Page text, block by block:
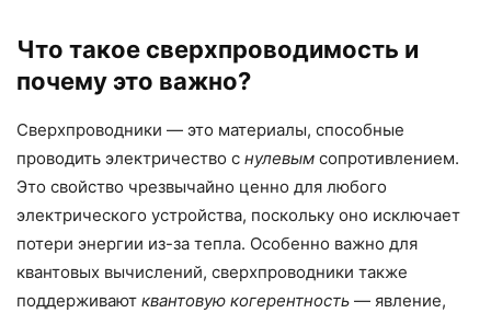
Что такое сверхпроводимость и
почему это важно?
Сверхпроводники — это материалы, способные
проводить электричество с нулевым сопротивлением.
Это свойство чрезвычайно ценно для любого
электрического устройства, поскольку оно исключает
потери энергии из-за тепла. Особенно важно для
квантовых вычислений, сверхпроводники также
поддерживают квантовую когерентность — явление,